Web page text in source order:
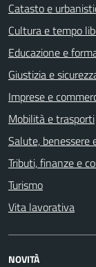
Catasto e
Cultura e tempo
Educazione e
Giustizia e
Imprese e
Mobilità e trasporti
Salute, benessere
Tributi, finanze e
Turismo
Vita lavorativa
NOVITÀ